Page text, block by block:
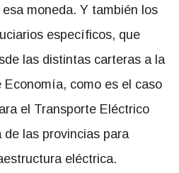
moneda. Y también los
específicos, que
las distintas carteras a la
Economía, como es el caso
el Transporte Eléctrico
las provincias para
eléctrica.